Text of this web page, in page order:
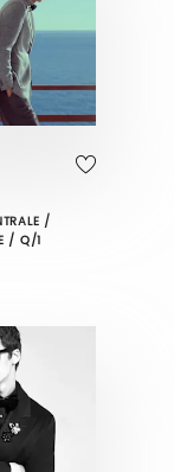
/
/ Q/1